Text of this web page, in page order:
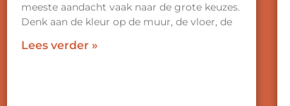
meeste aandacht vaak naar de grote keuzes.
Denk aan de kleur op de muur, de vloer, de
Lees verder »